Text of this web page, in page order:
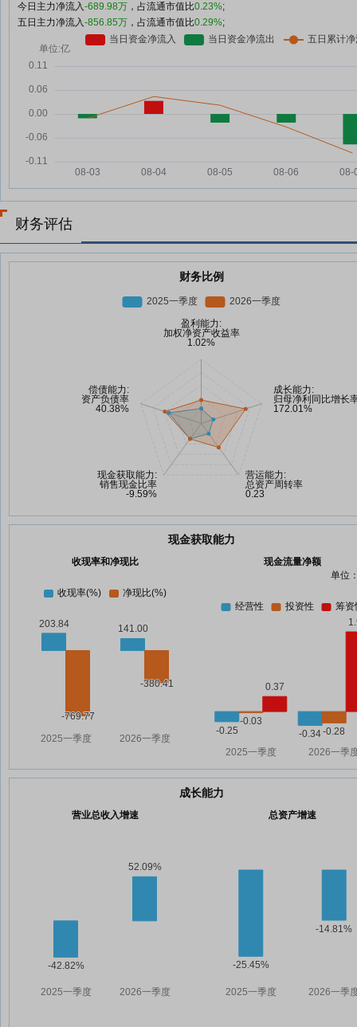
今日主力净流入-689.98万 ，占流通市值比0.23%;
五日主力净流入-856.85万 ，占流通市值比0.29%;
财务评估
财务比例
现金获取能力
收现率和净现比
现金流量净额
单位
成长能力
营业总收入增速 总资产增速